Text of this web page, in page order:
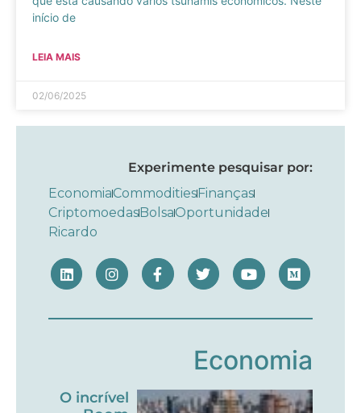
início de
LEIA MAIS
02/06/2025
Experimente pesquisar por:
EconomiaCommoditiesFinanças
CriptomoedasBolsaOportunidade
Ricardo
Economia
O incrível